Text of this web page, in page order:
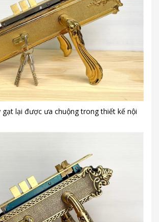
gạt lại được ưa chuộng trong thiết kế nội